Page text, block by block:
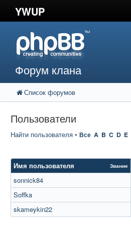
YWUP
Форум клана
Список форумов
Пользователи
Найти пользователя • Все A B C D E
Имя пользователя
Звание
sonnick84
Soffka
skameykin22